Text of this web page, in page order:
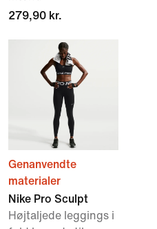
279,90 kr.
Genanvendte
materialer
Nike Pro Sculpt
Højtaljede leggings i